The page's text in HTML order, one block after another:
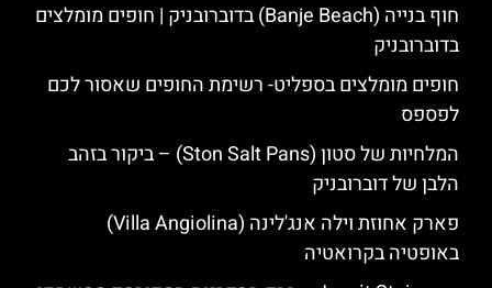
חוף בנייה (Banje Beach) בדוברובניק | חופים מומלצים
בדוברובניק
חופים מומלצים בספליט- רשימת החופים שאסור לכם
לפספס
המלחיות של סטון (Ston Salt Pans) – ביקור בזהב
הלבן של דוברובניק
פארק אחוזת וילה אנג'לינה (Villa Angiolina)
באופטיה בקרואטיה